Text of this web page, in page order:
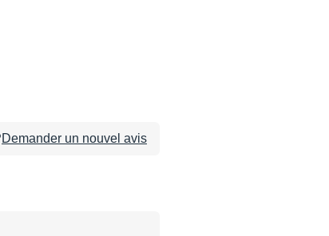
Demander un nouvel avis